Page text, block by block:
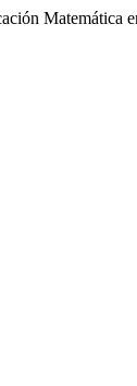
Matemática